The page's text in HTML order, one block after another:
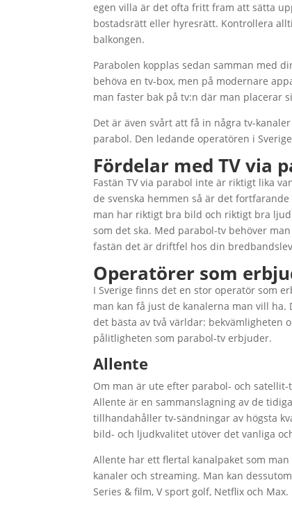
egen villa är det ofta fritt fram att sätta
bostadsrätt eller hyresrätt. Kontrollera
balkongen.
Parabolen kopplas sedan samman med
behöva en tv-box, men på modernare
man faster bak på tv:n där man placerar
Det är även svårt att få in några tv-
parabol. Den ledande operatören i
Fördelar med TV via
Fastän TV via parabol inte är riktigt lika
de svenska hemmen så är det
man har riktigt bra bild och riktigt bra
som det ska. Med parabol-tv behöver
fastän det är driftfel hos din
Operatörer som
I Sverige finns det en stor operatör som
man kan få just de kanalerna man vill
det bästa av två världar: bekvämligheten
pålitligheten som parabol-tv erbjuder.
Allente
Om man är ute efter parabol- och
Allente är en sammanslagning av de
tillhandahåller tv-sändningar av högsta
bild- och ljudkvalitet utöver det vanliga
Allente har ett flertal kanalpaket som
kanaler och streaming. Man kan
Series & film, V sport golf, Netflix och Max.